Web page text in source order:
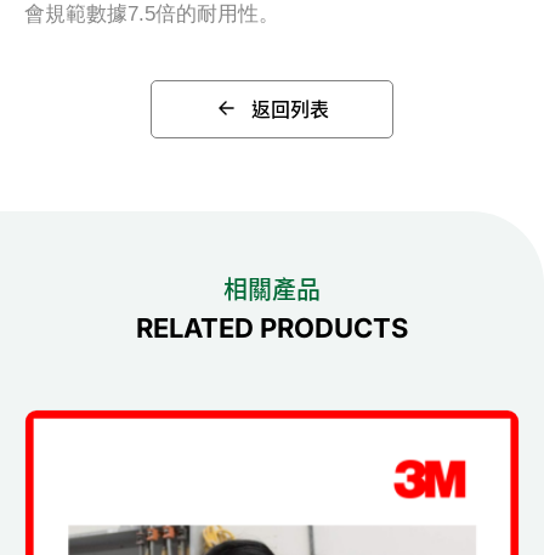
會規範數據7.5倍的耐用性。
返回列表
相關產品
RELATED PRODUCTS